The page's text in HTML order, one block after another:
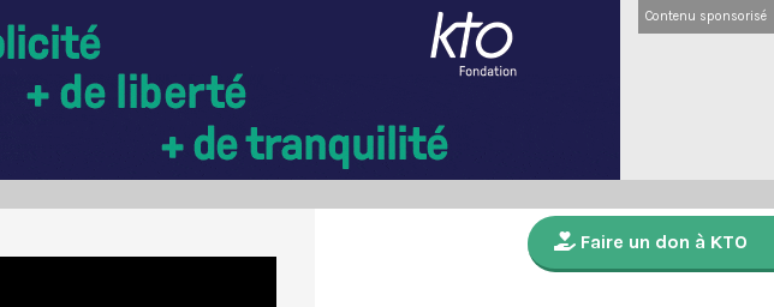
Contenu sponsorisé
Faire un don à KTO